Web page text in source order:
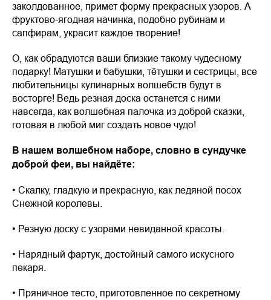
заколдованное, примет форму прекрасных узоров. А
фруктово-ягодная начинка, подобно рубинам и
сапфирам, украсит каждое творение!
О, как обрадуются ваши близкие такому чудесному
подарку! Матушки и бабушки, тётушки и сестрицы, все
любительницы кулинарных волшебств будут в
восторге! Ведь резная доска останется с ними
навсегда, как волшебная палочка из доброй сказки,
готовая в любой миг создать новое чудо!
В нашем волшебном наборе, словно в сундучке
доброй феи, вы найдёте:
• Скалку, гладкую и прекрасную, как ледяной посох
Снежной королевы.
• Резную доску с узорами невиданной красоты.
• Нарядный фартук, достойный самого искусного
пекаря.
• Пряничное тесто, приготовленное по секретному